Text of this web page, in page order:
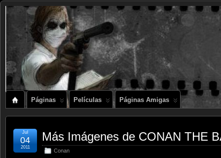
Páginas Películas Páginas Amigas
Más Imágenes de CONAN THE
Conan
Jul
04
2011